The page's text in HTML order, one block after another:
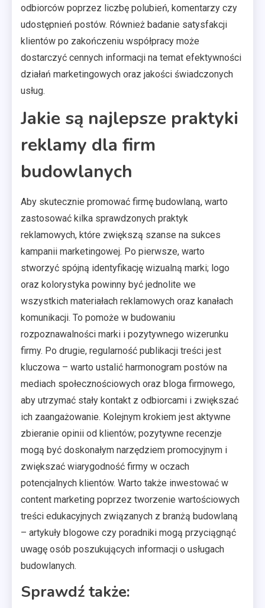
odbiorców poprzez liczbę polubień, komentarzy czy
udostępnień postów. Również badanie satysfakcji
klientów po zakończeniu współpracy może
dostarczyć cennych informacji na temat efektywności
działań marketingowych oraz jakości świadczonych
usług.
Jakie są najlepsze praktyki
reklamy dla firm
budowlanych
Aby skutecznie promować firmę budowlaną, warto
zastosować kilka sprawdzonych praktyk
reklamowych, które zwiększą szanse na sukces
kampanii marketingowej. Po pierwsze, warto
stworzyć spójną identyfikację wizualną marki; logo
oraz kolorystyka powinny być jednolite we
wszystkich materiałach reklamowych oraz kanałach
komunikacji. To pomoże w budowaniu
rozpoznawalności marki i pozytywnego wizerunku
firmy. Po drugie, regularność publikacji treści jest
kluczowa – warto ustalić harmonogram postów na
mediach społecznościowych oraz bloga firmowego,
aby utrzymać stały kontakt z odbiorcami i zwiększać
ich zaangażowanie. Kolejnym krokiem jest aktywne
zbieranie opinii od klientów; pozytywne recenzje
mogą być doskonałym narzędziem promocyjnym i
zwiększać wiarygodność firmy w oczach
potencjalnych klientów. Warto także inwestować w
content marketing poprzez tworzenie wartościowych
treści edukacyjnych związanych z branżą budowlaną
– artykuły blogowe czy poradniki mogą przyciągnąć
uwagę osób poszukujących informacji o usługach
budowlanych.
Sprawdź także: